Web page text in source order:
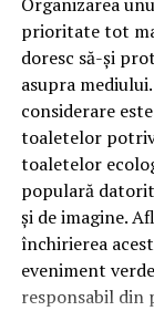
OEM.
Ce înseamnă
DenumireaVMP
pentru motoare
ridicate și
constructorilor
Acest produs
moderne pe
Organizarea
prioritate tot
doresc să-și
asupra
considerare
toaletelor
toaletelor
populară
și de imagine.
închirierea
eveniment
responsabil din